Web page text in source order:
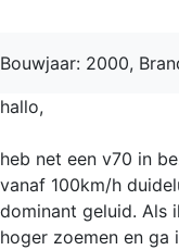
Bouwjaar: 2000,
hallo,
heb net een v70 in
vanaf 100km/h
dominant geluid. Als
hoger zoemen en ga